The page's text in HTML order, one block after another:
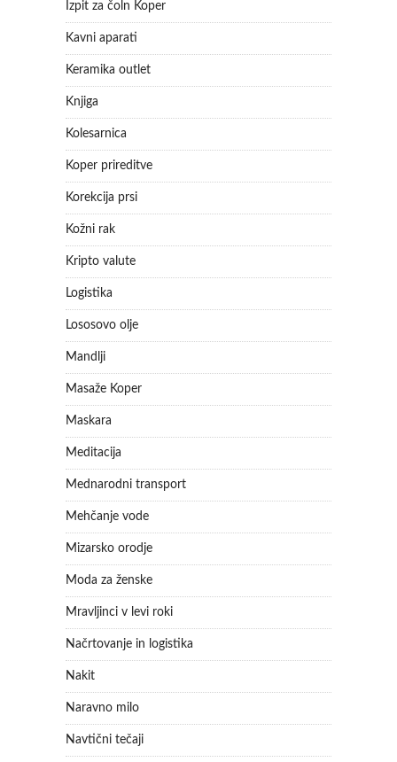
Izpit za čoln Koper
Kavni aparati
Keramika outlet
Knjiga
Kolesarnica
Koper prireditve
Korekcija prsi
Kožni rak
Kripto valute
Logistika
Lososovo olje
Mandlji
Masaže Koper
Maskara
Meditacija
Mednarodni transport
Mehčanje vode
Mizarsko orodje
Moda za ženske
Mravljinci v levi roki
Načrtovanje in logistika
Nakit
Naravno milo
Navtični tečaji